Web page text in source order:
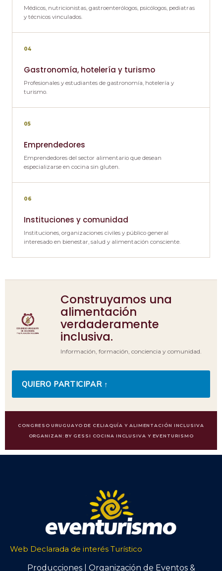
Médicos, nutricionistas, gastroenterólogos, psicólogos, pediatras
y técnicos vinculados.
04
Gastronomía, hotelería y turismo
Profesionales y estudiantes de gastronomía, hotelería y
turismo.
05
Emprendedores
Emprendedores del sector alimentario que desean
especializarse en cocina sin gluten.
06
Instituciones y comunidad
Instituciones, organizaciones civiles y público general
interesado en bienestar, salud y alimentación consciente.
Construyamos una
alimentación
verdaderamente
inclusiva.
Información, formación, conciencia y comunidad.
QUIERO PARTICIPAR ↑
CONGRESO URUGUAYO DE CELIAQUÍA Y ALIMENTACIÓN INCLUSIVA
ORGANIZAN: BY GESSI COCINA INCLUSIVA Y EVENTURISMO
Web Declarada de interés Turístico
Producciones | Organización de Eventos &